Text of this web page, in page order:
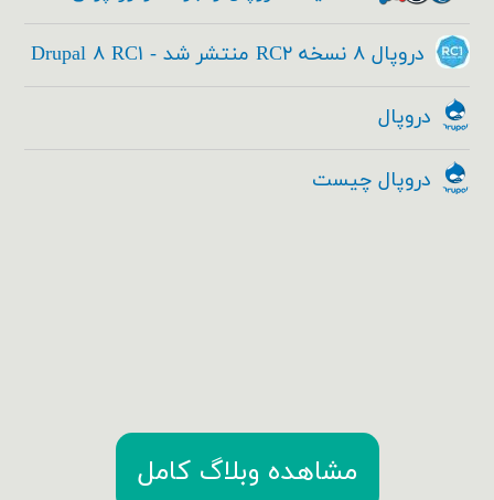
دروپال ۸ نسخه RC۲ منتشر شد - Drupal ۸ RC۱
دروپال
دروپال چیست
مشاهده وبلاگ کامل